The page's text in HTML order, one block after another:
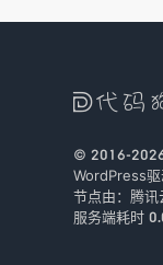
© 2016-
WordPress驱
节点由： 腾讯
服务端耗时